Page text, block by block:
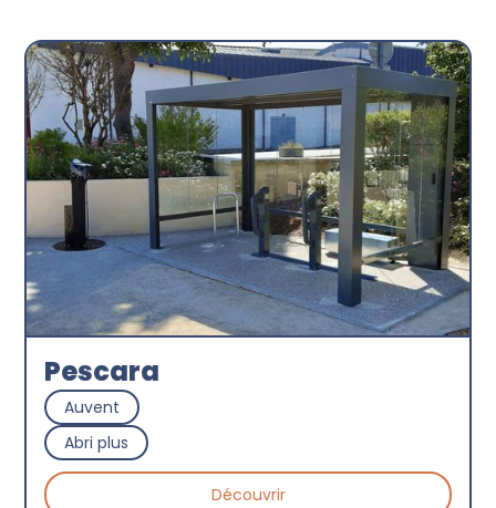
Pescara
Auvent
Abri plus
Découvrir